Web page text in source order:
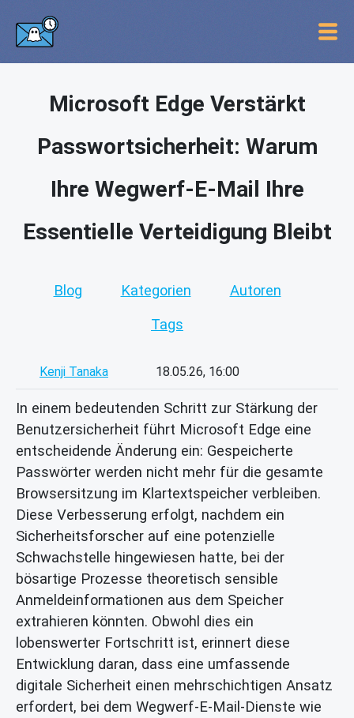
Microsoft Edge Verstärkt
Passwortsicherheit: Warum
Ihre Wegwerf-E-Mail Ihre
Essentielle Verteidigung Bleibt
Blog Kategorien Autoren
Tags
Kenji Tanaka 18.05.26, 16:00
In einem bedeutenden Schritt zur Stärkung der
Benutzersicherheit führt Microsoft Edge eine
entscheidende Änderung ein: Gespeicherte
Passwörter werden nicht mehr für die gesamte
Browsersitzung im Klartextspeicher verbleiben.
Diese Verbesserung erfolgt, nachdem ein
Sicherheitsforscher auf eine potenzielle
Schwachstelle hingewiesen hatte, bei der
bösartige Prozesse theoretisch sensible
Anmeldeinformationen aus dem Speicher
extrahieren könnten. Obwohl dies ein
lobenswerter Fortschritt ist, erinnert diese
Entwicklung daran, dass eine umfassende
digitale Sicherheit einen mehrschichtigen Ansatz
erfordert, bei dem Wegwerf-E-Mail-Dienste wie